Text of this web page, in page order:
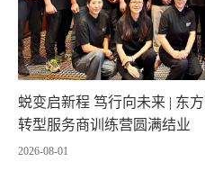
蜕变启新程 笃行向未来 | 东
转型服务商训练营圆满结业
2026-08-01